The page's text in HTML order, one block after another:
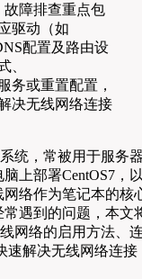
故障排查重点包
驱动（如
配置及路由设
、
务或重置配置，
决无线网络连接
统，常被用于服务
上部署CentOS7，
络作为笔记本的核
遇到的问题，本文
网络的启用方法、
速解决无线网络连接